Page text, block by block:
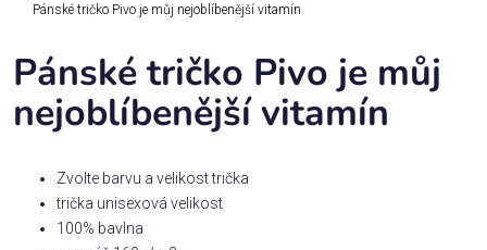
Kategorie
Dárek
Láska
Pánské tričko Pivo je můj nejoblíbenější vitamín
Pánské tričko Pivo je můj
nejoblíbenější vitamín
Zvolte barvu a velikost trička
trička unisexová velikost
100% bavlna